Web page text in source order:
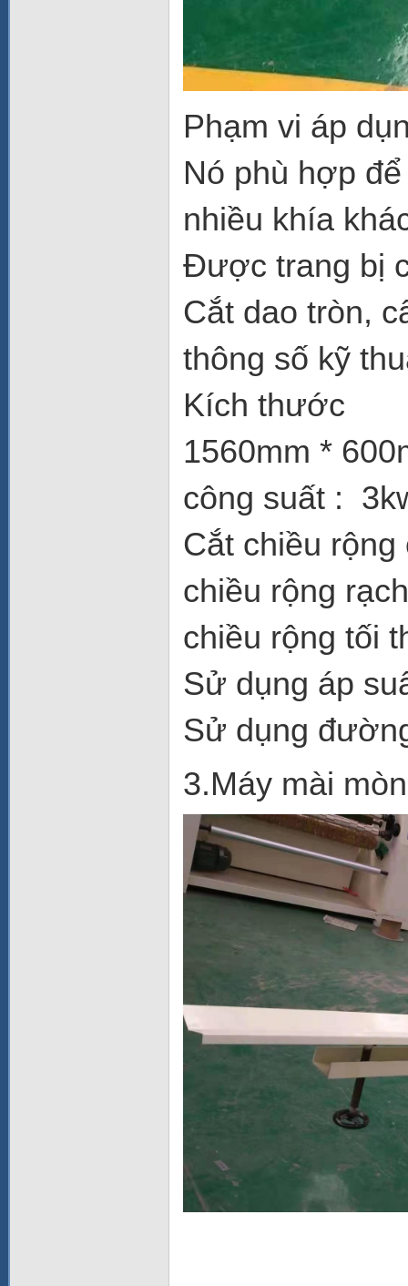
Phạm vi áp
Nó phù hợp
nhiều khía
Được trang bị
Cắt dao tròn,
thông số kỹ
Kích thước
1560mm *
công suất :
Cắt chiều
chiều rộng
chiều rộng tối
Sử dụng áp
Sử dụng
3.Máy mài